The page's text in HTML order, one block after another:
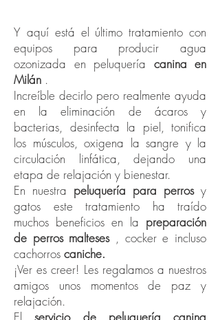
Y aquí está el último tratamiento con
equipos para producir agua
ozonizada en peluquería canina en
Milán .
Increíble decirlo pero realmente ayuda
en la eliminación de ácaros y
bacterias, desinfecta la piel, tonifica
los músculos, oxigena la sangre y la
circulación linfática, dejando una
etapa de relajación y bienestar.
En nuestra peluquería para perrosy
gatos este tratamiento ha traído
muchos beneficios en la preparación
de perros malteses, cocker e incluso
cachorros caniche.
¡Ver es creer! Les regalamos a nuestros
amigos unos momentos de paz y
relajación.